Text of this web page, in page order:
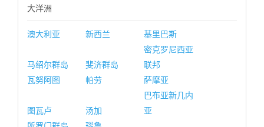
大洋洲
澳大利亚 新西兰 基里巴斯
马绍尔群岛 斐济群岛
密克罗尼西亚
联邦
瓦努阿图
帕劳 萨摩亚
图瓦卢 汤加
巴布亚新几内
亚